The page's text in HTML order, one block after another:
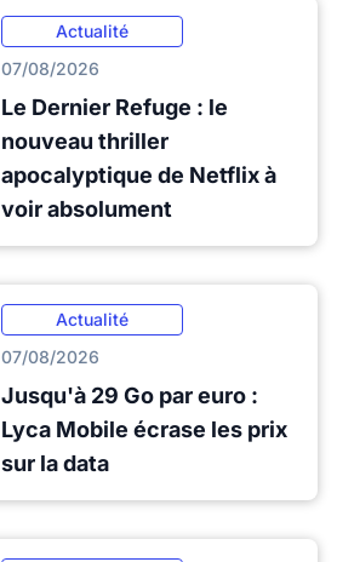
Actualité
07/08/2026
Le Dernier Refuge : le
nouveau thriller
apocalyptique de Netflix à
voir absolument
Actualité
07/08/2026
Jusqu'à 29 Go par euro :
Lyca Mobile écrase les prix
sur la data